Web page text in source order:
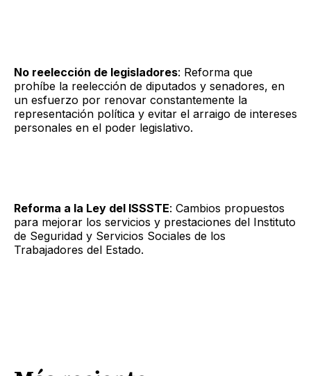
No reelección de legisladores: Reforma que
prohíbe la reelección de diputados y senadores, en
un esfuerzo por renovar constantemente la
representación política y evitar el arraigo de intereses
personales en el poder legislativo.
Reforma a la Ley del ISSSTE: Cambios propuestos
para mejorar los servicios y prestaciones del Instituto
de Seguridad y Servicios Sociales de los
Trabajadores del Estado.